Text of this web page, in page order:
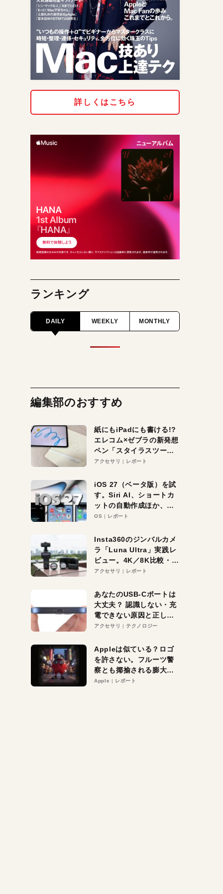
詳しくはこちら
ランキング
DAILY WEEKLY MONTHLY
編集部のおすすめ
紙にもiPadにも書ける!?
エレコム×ゼブラの新発想
ペン「スタイラスツーウ
ェイ」レビュー。持ち替
アクセサリ レポート
iOS 27（ベータ版）を試
す。Siri AI、ショートカ
ットの自動作成ほか、期
待大の便利機能5選。
る未来はすぐそこ！
OS レポート
Insta360のジンバルカメ
ラ「Luna Ultra」実践レ
ビュー。4K／8K比較・ズ
ーム・夜間撮影をチェッ
アクセサリ レポート
あなたのUSB-Cポートは
大丈夫？ 認識しない・充
電できない原因と正しい
対策
アクセサリ テクノロジー
Appleは似ている？ロゴ
を許さない。フルーツ警
察とも揶揄される膨大な
異議申し立て。対象は非
Apple レポート